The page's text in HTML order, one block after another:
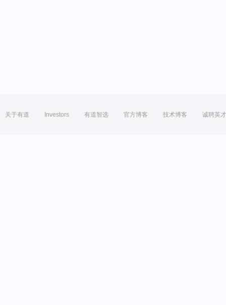
关于有道 Investors 有道智选 官方博客 技术博客 诚聘英才